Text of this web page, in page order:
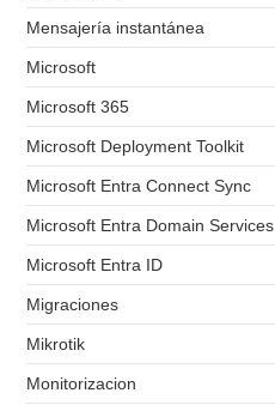
Mensajería instantánea
Microsoft
Microsoft 365
Microsoft Deployment Toolkit
Microsoft Entra Connect Sync
Microsoft Entra Domain Services
Microsoft Entra ID
Migraciones
Mikrotik
Monitorizacion